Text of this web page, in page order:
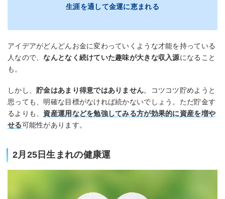
生涯を通して金運に恵まれる
アイデアがどんどんお金に変わっていくような才能を持っている
人なので、なんとなく続けていた趣味が大きな収入源になること
も。
しかし、 貯金はあまり得意ではありません。コツコツ貯めようと
思っても、明確な目標がなければ続かないでしょう。ただ貯金す
るよりも、 資産運用などを勉強してみる方が効果的に資産を増や
せる可能性があります。
2月25日生まれの健康運